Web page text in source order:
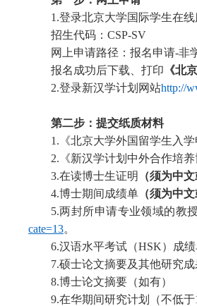
1.登录北京大学国际学生在线
招生代码：CSP-SV
网上申请路径：报名申请-非
报名成功后下载、打印 《北
2.登录新汉学计划网站http://
第二步：提交纸质材料
1.《北京大学外国留学生入学
2.《新汉学计划中外合作培
3.在读博士生证明
（须为中
4.博士期间成绩单 （须为中
5.两封所申请专业领域的教
cate=13。
6.汉语水平考试（HSK）成绩
7.硕士论文摘要及其他研究成
8.博士论文摘要（如有）
9.在华期间研究计划（不低于